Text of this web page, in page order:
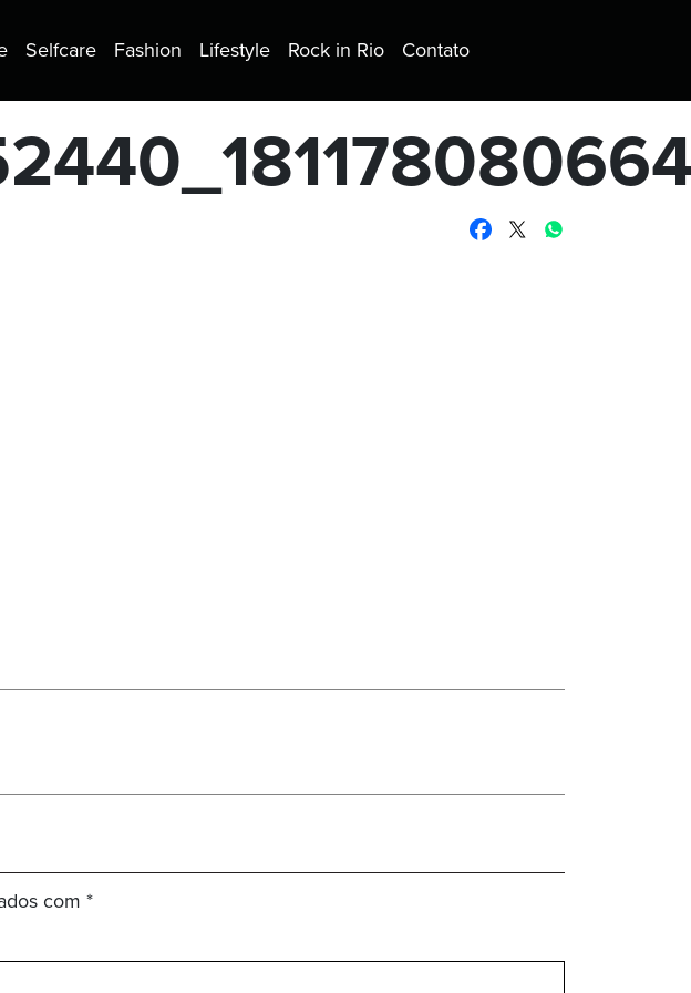
Selfcare Fashion Lifestyle Rock in Rio Contato
com *